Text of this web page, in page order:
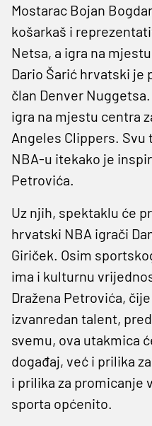
Mostarac Bojan
košarkaš i
Netsa, a igra na
Dario Šarić hrvatski je
član Denver
igra na mjestu centra
Angeles Clippers.
NBA-u itekako je
Petrovića.
Uz njih, spektaklu će
hrvatski NBA igrači
Giriček. Osim
ima i kulturnu
Dražena Petrovića,
izvanredan talent,
svemu, ova utakmica
događaj, već i prilika
i prilika za promicanje
sporta općenito.